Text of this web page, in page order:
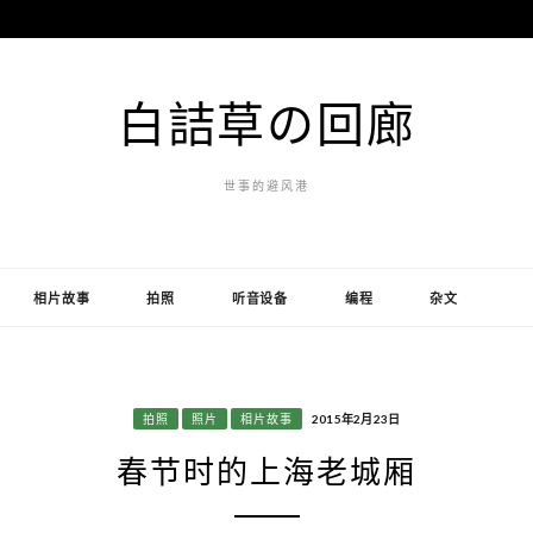
白詰草の回廊
世事的避风港
相片故事 拍照 听音设备 编程 杂文
拍照 照片 相片故事 2015年2月23日
春节时的上海老城厢